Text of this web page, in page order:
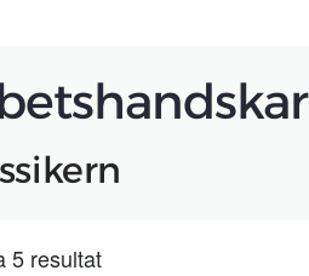
5 resultat